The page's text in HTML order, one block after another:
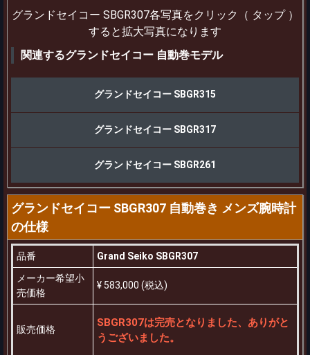
グランドセイコー SBGR307各写真をクリック（ タップ ）
すると拡大写真になります
関連するグランドセイコー 自動巻モデル
グランドセイコー SBGR315
グランドセイコー SBGR317
グランドセイコー SBGR261
グランドセイコー SBGR307 自動巻き メンズ腕時計
の仕様
品番
Grand Seiko SBGR307
メーカー希望小
売価格
¥ 583,000 (税込)
販売価格
SBGR307は完売となりました、ありがと
うございました。